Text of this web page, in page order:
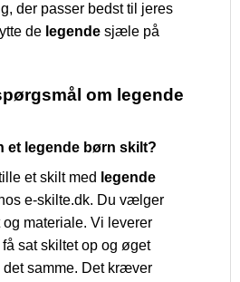
der passer bedst til jeres
de legende sjæle på
om legende
et legende børn skilt?
et skilt med legende
e-skilte.dk. Du vælger
materiale. Vi leverer
sat skiltet op og øget
samme. Det kræver